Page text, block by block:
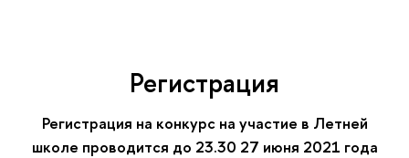
Регистрация
Регистрация на конкурс на участие в Летней
школе проводится до 23.30 27 июня 2021 года